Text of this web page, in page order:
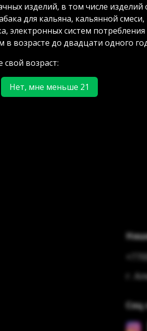
2000.00 тг
г.
Соц
изделий, в том числе изделий
для кальяна, кальянной смеси,
электронных систем потребления
в возрасте до двадцати одного
возраст:
Нет, мне меньше 21